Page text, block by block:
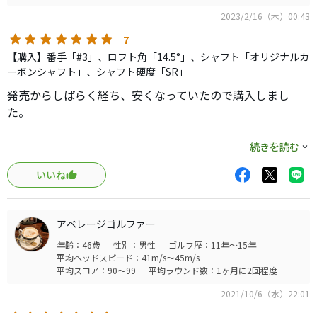
2023/2/16（木）00:43
7
【購入】番手「#3」、ロフト角「14.5°」、シャフト「オリジナルカ
ーボンシャフト」、シャフト硬度「SR」
発売からしばらく経ち、安くなっていたので購入しまし
た。
新旧合わせ、沢山、沢山3wを試しましたが、過去最高のス
プーンです。
さらっと打てば、同じ球がずっと出ます！
操作しようとか思わず、ただ打てば良いだけです。
叩きに行く人は、最新のラディカルスプーン黒の方が良い
続きを読む
いいね
アベレージゴルファー
年齢：46歳 性別：男性
ゴルフ歴：11年～15年
平均ヘッドスピード：41m/s～45m/s
平均スコア：90～99
平均ラウンド数：1ヶ月に2回程度
2021/10/6（水）22:01